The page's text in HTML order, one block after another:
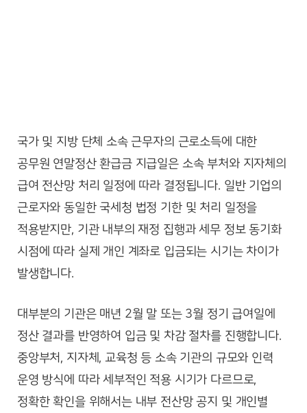
국가 및 지방 단체 소속 근무자의 근로소득에 대한
공무원 연말정산 환급금 지급일은 소속 부처와 지자체의
급여 전산망 처리 일정에 따라 결정됩니다. 일반 기업의
근로자와 동일한 국세청 법정 기한 및 처리 일정을
적용받지만, 기관 내부의 재정 집행과 세무 정보 동기화
시점에 따라 실제 개인 계좌로 입금되는 시기는 차이가
발생합니다.
대부분의 기관은 매년 2월 말 또는 3월 정기 급여일에
정산 결과를 반영하여 입금 및 차감 절차를 진행합니다.
중앙부처, 지자체, 교육청 등 소속 기관의 규모와 인력
운영 방식에 따라 세부적인 적용 시기가 다르므로,
정확한 확인을 위해서는 내부 전산망 공지 및 개인별